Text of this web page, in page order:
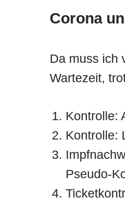
Corona
Da muss ich
Wartezeit,
Kontrolle:
Kontrolle:
Pseudo-